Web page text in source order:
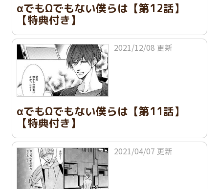
αでもΩでもない僕らは【第12話】
【特典付き】
2021/12/08 更新
αでもΩでもない僕らは【第11話】
【特典付き】
2021/04/07 更新